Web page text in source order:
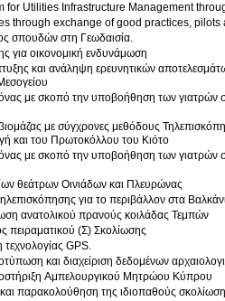
for Utilities Infrastructure Management
through exchange of good practices,
σπουδών στη Γεωδαισία.
για οικονομική ενδυνάμωση
και ανάληψη ερευνητικών
με σκοπό την υποβοήθηση των
με σύγχρονες μεθόδους
και του Πρωτοκόλλου του Κιότο
με σκοπό την υποβοήθηση των
θεάτρων Οινιάδων και Πλευρώνας
για το περιβάλλον στα
ανατολικού πρανούς κοιλάδας Τεμπών
πειραματικού (Σ) Σκολίωσης
GPS.
και διαχείριση δεδομένων
Αμπελουργικού Μητρώου Κύπρου
παρακολούθηση της ιδιοπαθούς